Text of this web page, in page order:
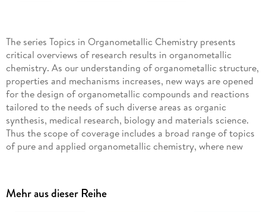
The series Topics in Organometallic Chemistry presents
critical overviews of research results in organometallic
chemistry. As our understanding of organometallic structure,
properties and mechanisms increases, new ways are opened
for the design of organometallic compounds and reactions
tailored to the needs of such diverse areas as organic
synthesis, medical research, biology and materials science.
Thus the scope of coverage includes a broad range of topics
of pure and applied organometallic chemistry, where new
are generally invited by the volume editors. All chapters from
Mehr aus dieser Reihe